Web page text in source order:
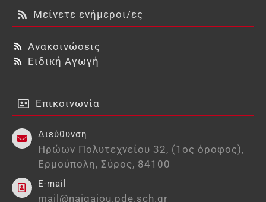
Μείνετε ενήμεροι/ες
Ανακοινώσεις
Ειδική Αγωγή
Επικοινωνία
Διεύθυνση
Ηρώων Πολυτεχνείου 32, (1ος όροφος),
Ερμούπολη, Σύρος, 84100
E-mail
mail@naigaiou.pde.sch.gr